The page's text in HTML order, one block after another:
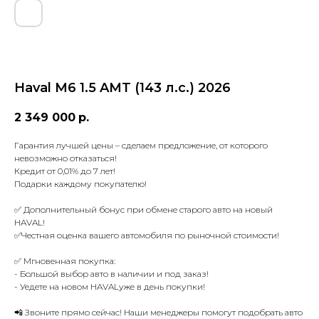
Haval M6 1.5 AMT (143 л.с.) 2026
2 349 000 р.
Гарантия лучшей цены – сделаем предложение, от которого
невозможно отказаться!
Кредит от 0,01% до 7 лет!
Подарки каждому покупателю!
✅ Дополнительный бонус при обмене старого авто на новый
HAVAL!
✅Честная оценка вашего автомобиля по рыночной стоимости!
✅ Мгновенная покупка:
- Большой выбор авто в наличии и под заказ!
- Уедете на новом HAVALуже в день покупки!
📲 Звоните прямо сейчас! Наши менеджеры помогут подобрать авто